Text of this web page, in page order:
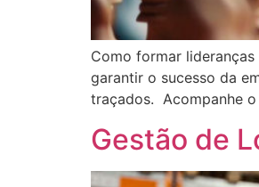
Como formar
garantir o sucesso da
traçados. Acompanhe
Gestão de